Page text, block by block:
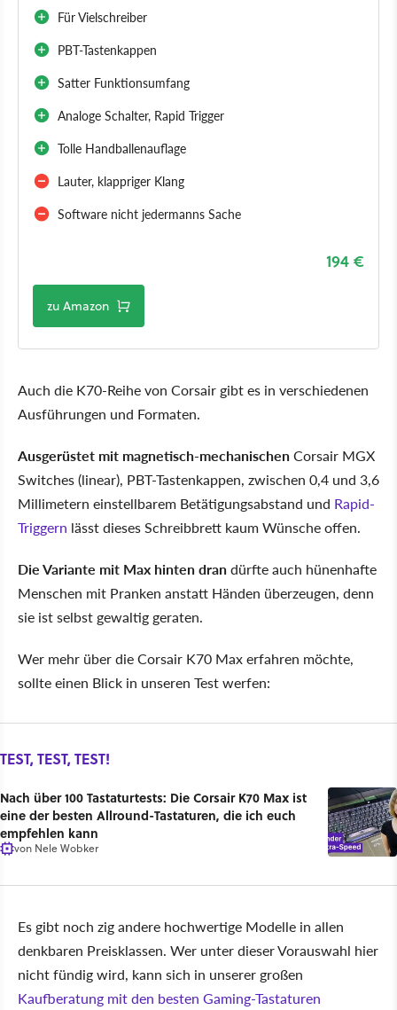
Für Vielschreiber
PBT-Tastenkappen
Satter Funktionsumfang
Analoge Schalter, Rapid Trigger
Tolle Handballenauflage
Lauter, klappriger Klang
Software nicht jedermanns Sache
194 €
zu Amazon
Auch die K70-Reihe von Corsair gibt es in verschiedenen
Ausführungen und Formaten.
Ausgerüstet mit magnetisch-mechanischenCorsair MGX
Switches (linear), PBT-Tastenkappen, zwischen 0,4 und 3,6
Millimetern einstellbarem Betätigungsabstand und Rapid-
Triggern lässt dieses Schreibbrett kaum Wünsche offen.
Die Variante mit Max hinten drandürfte auch hünenhafte
Menschen mit Pranken anstatt Händen überzeugen, denn
sie ist selbst gewaltig geraten.
Wer mehr über die Corsair K70 Max erfahren möchte,
sollte einen Blick in unseren Test werfen:
TEST, TEST, TEST!
Nach über 100 Tastaturtests: Die Corsair K70 Max ist
eine der besten Allround-Tastaturen, die ich euch
empfehlen kann
von Nele Wobker
Es gibt noch zig andere hochwertige Modelle in allen
denkbaren Preisklassen. Wer unter dieser Vorauswahl hier
nicht fündig wird, kann sich in unserer großen
Kaufberatung mit den besten Gaming-Tastaturen